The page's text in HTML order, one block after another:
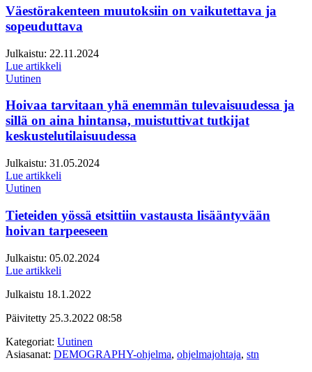
Väestörakenteen muutoksiin on vaikutettava ja
sopeuduttava
Julkaistu: 22.11.2024
Lue artikkeli
Uutinen
Hoivaa tarvitaan yhä enemmän tulevaisuudessa ja
sillä on aina hintansa, muistuttivat tutkijat
keskustelutilaisuudessa
Julkaistu: 31.05.2024
Lue artikkeli
Uutinen
Tieteiden yössä etsittiin vastausta lisääntyvään
hoivan tarpeeseen
Julkaistu: 05.02.2024
Lue artikkeli
Julkaistu 18.1.2022
Päivitetty 25.3.2022 08:58
Kategoriat: Uutinen
Asiasanat: DEMOGRAPHY-ohjelma, ohjelmajohtaja, stn